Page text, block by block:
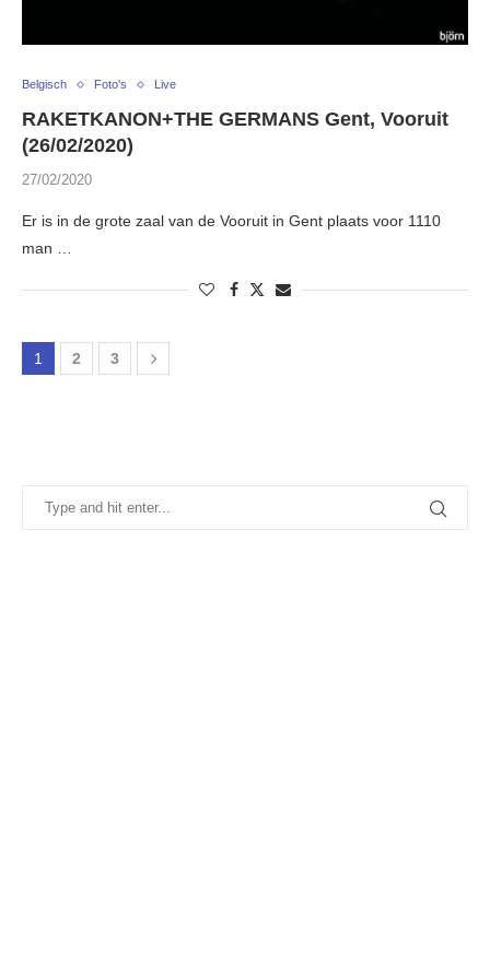
Belgisch Foto's Live
RAKETKANON+THE GERMANS Gent, Vooruit
(26/02/2020)
27/02/2020
Er is in de grote zaal van de Vooruit in Gent plaats voor 1110
man …
1 2 3